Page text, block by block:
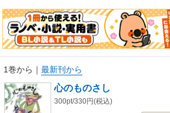
1巻から ｜ 最新刊から
心のものさし
300pt/330円(税込)